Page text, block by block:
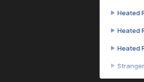
Heated
Heated
Heated